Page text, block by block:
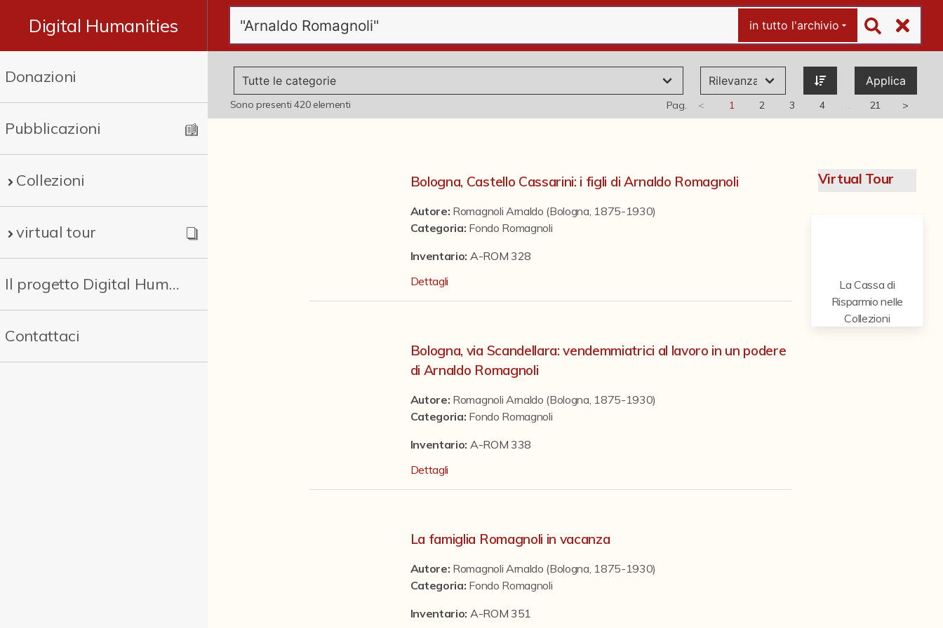
Digital Humanities
Donazioni
Pubblicazioni
Collezioni
virtual tour
Il progetto Digital Humanities
Contattaci
in tutto l'archivio
Applica
Sono presenti420elementi Pag. < >
1 2 3 4 … 21
Bologna, Castello Cassarini: i figli di Arnaldo Romagnoli
Autore: Romagnoli Arnaldo (Bologna, 1875-1930)
Categoria: Fondo Romagnoli
Inventario: A-ROM 328
Dettagli
Bologna, via Scandellara: vendemmiatrici al lavoro in un podere
di Arnaldo Romagnoli
Autore: Romagnoli Arnaldo (Bologna, 1875-1930)
Categoria: Fondo Romagnoli
Inventario: A-ROM 338
Dettagli
La famiglia Romagnoli in vacanza
Autore: Romagnoli Arnaldo (Bologna, 1875-1930)
Categoria: Fondo Romagnoli
Inventario: A-ROM 351
Virtual Tour
La Cassa di
Risparmio nelle
Collezioni